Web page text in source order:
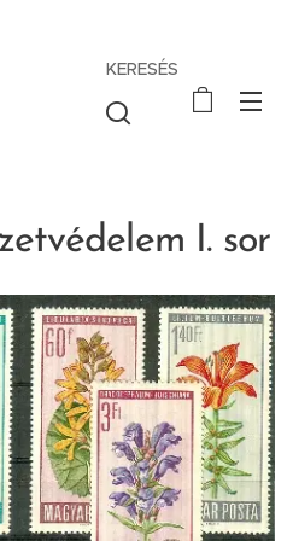
KERESÉS
I. sor